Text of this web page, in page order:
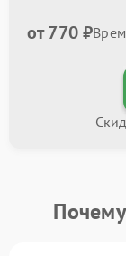
от 770 ₽